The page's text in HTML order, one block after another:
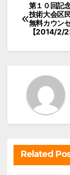
投
稿
ナ
ビ
ー
シ
ョ
ン
第１０回記
技術大会区
無料カウン
【2014/2/
Related